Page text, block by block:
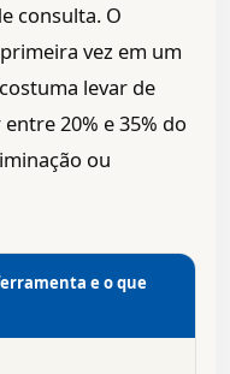
consulta. O
vez em um
levar de
20% e 35% do
ou
e o que